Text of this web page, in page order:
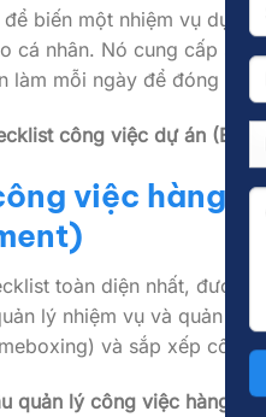
biến một nhiệm vụ dự
cá nhân. Nó cung cấp sự
làm mỗi ngày để đóng góp
công việc dự án
việc hàng
toàn diện nhất, được
lý nhiệm vụ và quản lý
và sắp xếp công
quản lý công việc hàng